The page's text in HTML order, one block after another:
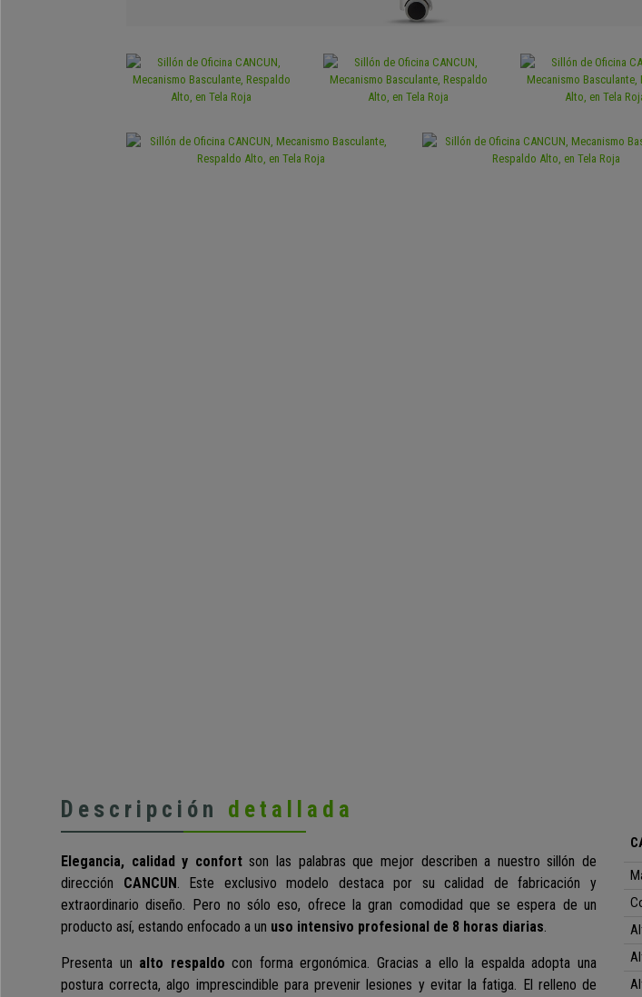
Descripción detallada
Elegancia, calidad y confortson las palabras que mejor describen a nuestro sillón de
dirección CANCUN . Este exclusivo modelo destaca por su calidad de fabricación y
extraordinario diseño. Pero no sólo eso, ofrece la gran comodidad que se espera de un
producto así, estando enfocado a un uso intensivo profesional de 8 horas diarias.
Presenta un alto respaldo con forma ergonómica. Gracias a ello la espalda adopta una
postura correcta, algo imprescindible para prevenir lesiones y evitar la fatiga. El relleno de